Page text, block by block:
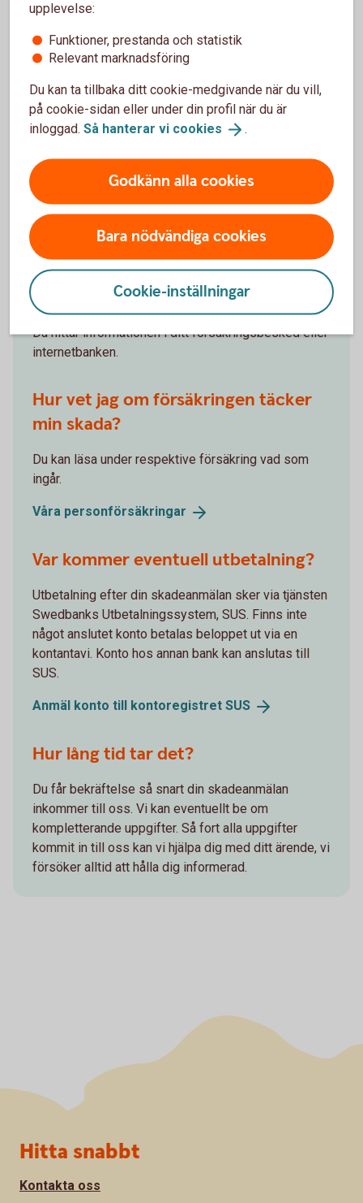
Frågor och svar om skador och
skadeanmälan
Vilken försäkring har jag?
Du hittar informationen i ditt försäkringsbesked eller
internetbanken.
Hur vet jag om försäkringen täcker
min skada?
Du kan läsa under respektive försäkring vad som
ingår.
Våra personförsäkringar
Var kommer eventuell utbetalning?
Utbetalning efter din skadeanmälan sker via tjänsten
Swedbanks Utbetalningssystem, SUS. Finns inte
något anslutet konto betalas beloppet ut via en
kontantavi. Konto hos annan bank kan anslutas till
SUS.
Anmäl konto till kontoregistret SUS
Hur lång tid tar det?
Du får bekräftelse så snart din skadeanmälan
inkommer till oss. Vi kan eventuellt be om
kompletterande uppgifter. Så fort alla uppgifter
kommit in till oss kan vi hjälpa dig med ditt ärende, vi
försöker alltid att hålla dig informerad.
Frågor?
upplevelse:
Funktioner, prestanda och statistik
Relevant marknadsföring
Du kan ta tillbaka ditt cookie-medgivande när du vill,
på cookie-sidan eller under din profil när du är
inloggad. Så hanterar vi cookies .
Godkänn alla cookies
Bara nödvändiga cookies
Cookie-inställningar
Sidfot
Hitta snabbt
Kontakta oss